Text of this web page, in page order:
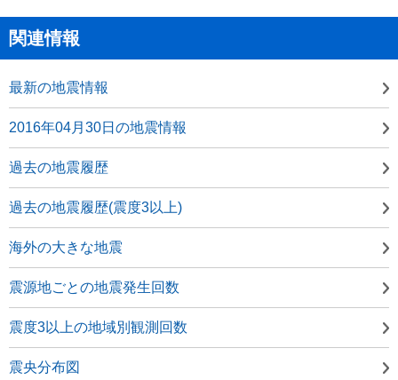
関連情報
最新の地震情報
2016年04月30日の地震情報
過去の地震履歴
過去の地震履歴(震度3以上)
海外の大きな地震
震源地ごとの地震発生回数
震度3以上の地域別観測回数
震央分布図